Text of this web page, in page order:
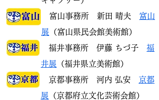
富山事務所 新田 晴夫 富山
展 （富山県民会館美術館）
福井事務所 伊藤 ちづ子 福
井展 （福井県立美術館）
京都事務所 河内 弘安 京都
展 （京都府立文化芸術会館）